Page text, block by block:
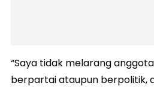
“Saya tidak melarang
berpartai ataupun berpolitik,